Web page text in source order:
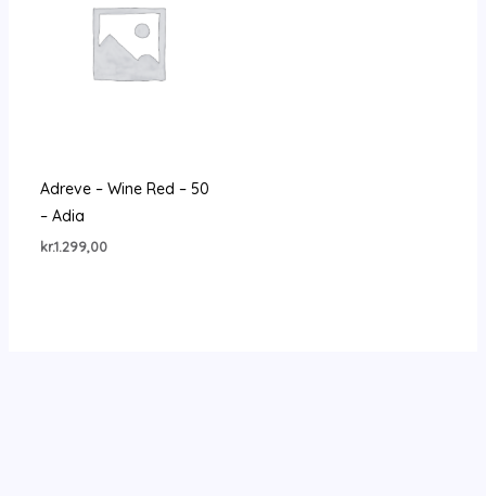
Adreve – Wine Red – 50
– Adia
kr.1.299,00